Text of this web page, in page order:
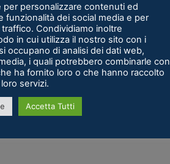
per personalizzare contenuti ed
funzionalità dei social media e per
Condividiamo inoltre
in cui utilizza il nostro sito con i
occupano di analisi dei dati web,
i quali potrebbero combinarle con
ha fornito loro o che hanno raccolto
servizi.
Accetta Tutti